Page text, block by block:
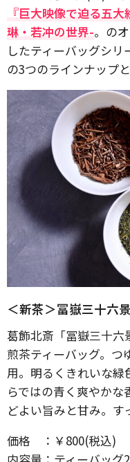
『巨大映像で迫る五
琳・若冲の世界-。の
したティーバッグシ
の3つのラインナップと
＜新茶＞冨嶽三十六
葛飾北斎「冨嶽三十六
煎茶ティーバッグ。つ
用。明るくきれいな
らではの青く爽やか
どよい旨みと甘み。す
価格 ：￥800(税込)